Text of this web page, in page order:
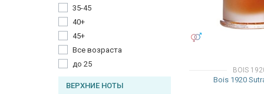
35-45
40+
45+
Все возраста
до 25
ВЕРХНИЕ НОТЫ
BOIS
Bois 1920